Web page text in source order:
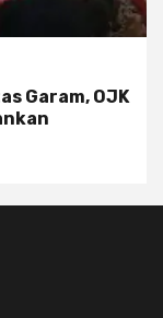
Garam, OJK